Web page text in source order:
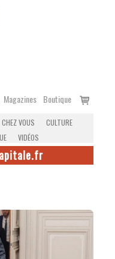
Magazines Boutique
Voir
VOUS
CULTURE
VIDÉOS